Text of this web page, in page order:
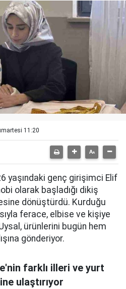
11:20
yaşındaki genç girişimci Elif
olarak başladığı dikiş
dönüştürdü. Kurduğu
ferace, elbise ve kişiye
ürünlerini bugün hem
gönderiyor.
farklı illeri ve yurt
ulaştırıyor